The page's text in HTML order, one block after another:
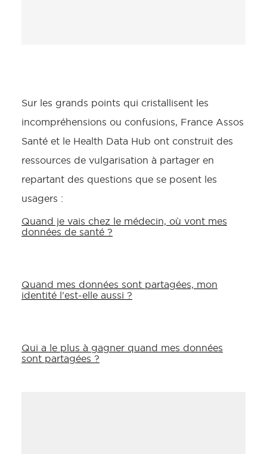
Sur les grands points qui cristallisent les
incompréhensions ou confusions, France Assos
Santé et le Health Data Hub ont construit des
ressources de vulgarisation à partager en
repartant des questions que se posent les
usagers :
Quand je vais chez le médecin, où vont mes
données de santé ?
Quand mes données sont partagées, mon
identité l'est-elle aussi ?
Qui a le plus à gagner quand mes données
sont partagées ?